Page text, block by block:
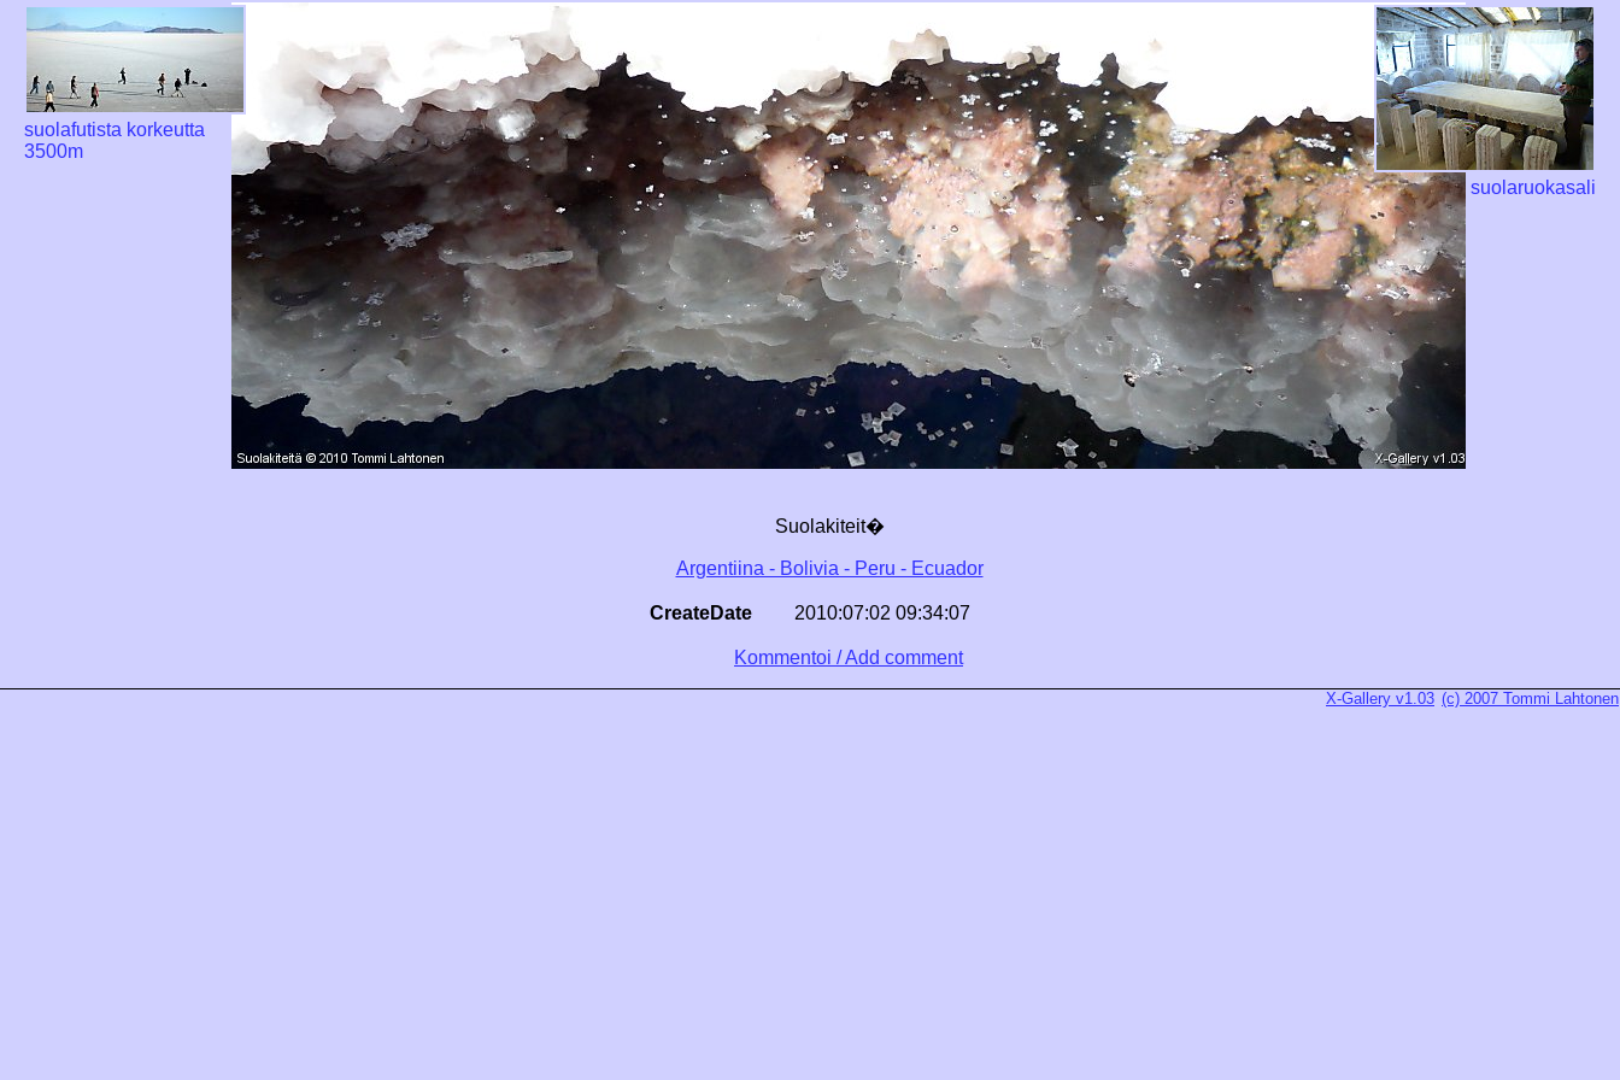
suolafutista korkeutta
3500m
suolaruokasali
Suolakiteit�
Argentiina - Bolivia - Peru - Ecuador
CreateDate 2010:07:02 09:34:07
Kommentoi / Add comment
X-Gallery v1.03 (c) 2007 Tommi Lahtonen